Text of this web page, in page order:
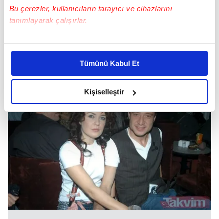
Bu çerezler, kullanıcıların tarayıcı ve cihazlarını
tanımlayarak çalışırlar.
Bu çerezlere izin vermeniz halinde sizlere özel
daha iyi reklam deneyimi yaşatabiliriz. Bunu yaparken
amacımızın size daha iyi bir reklam deneyimi sunmak
olduğunu ve sizlere en iyi içerikleri sunabilmek adına
elimizden gelen çabayı gösterdiğimizi ve bu noktada,
reklamların maliyetlerimizi karşılamak noktasında tek gelir
kalemimiz olduğunu sizlere hatırlatmak isteriz.
Her halükârda, kullanıcılar, bu çerezlere izin vermedikleri
takdirde, kullanıcılara hedefli reklamlar
gösterilmeyecektir."
Sizlere daha iyi bir hizmet sunabilmek için İnternet
Sitemizde kendimize ve üçüncü kişilere ait çerezler
Tümünü Kabul Et
Kişiselleştir